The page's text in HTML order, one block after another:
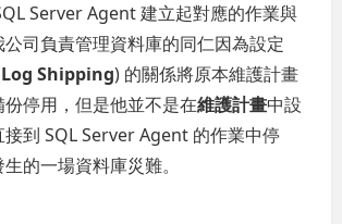
Server Agent 建立起對應的作業與
司負責管理資料庫的同仁因為設定
Log Shipping) 的關係將原本維護計畫
停用，但是他並不是在維護計畫中設
到 SQL Server Agent 的作業中停
的一場資料庫災難。